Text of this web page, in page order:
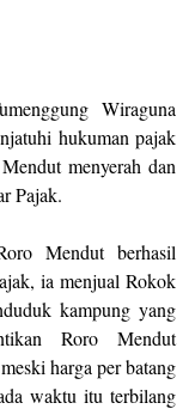
Wiraguna
hukuman pajak
menyerah dan
Pajak.
Mendut berhasil
ia menjual Rokok
kampung yang
Roro Mendut
harga per batang
waktu itu terbilang